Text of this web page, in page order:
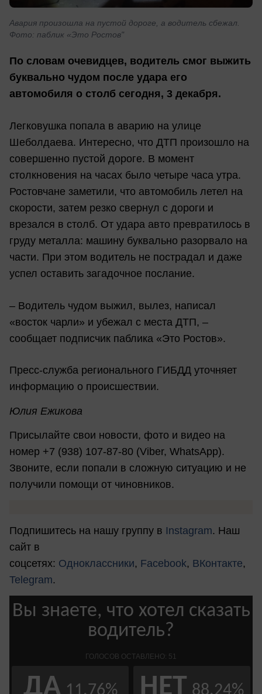
Авария произошла на пустой дороге, а водитель сбежал.
Фото: паблик «Это Ростов"
По словам очевидцев, водитель смог выжить
буквально чудом после удара его
автомобиля о столб сегодня, 3 декабря.
Легковушка попала в аварию на улице
Шеболдаева. Интересно, что ДТП произошло на
совершенно пустой дороге. В момент
столкновения на часах было четыре часа утра.
Ростовчане заметили, что автомобиль летел на
скорости, затем резко свернул с дороги и
врезался в столб. От удара авто превратилось в
груду металла: машину буквально разорвало на
части. При этом водитель не пострадал и даже
успел оставить загадочное послание.
– Водитель чудом выжил, вылез, написал
«восток чарли» и убежал с места ДТП, –
сообщает подписчик паблика «Это Ростов».
Пресс-служба регионального ГИБДД уточняет
информацию о происшествии.
Юлия Ежикова
Присылайте свои новости, фото и видео на
номер +7 (938) 107-87-80 (Viber, WhatsApp).
Звоните, если попали в сложную ситуацию и не
получили помощи от чиновников.
Подпишитесь на нашу группу в Instagram. Наш
сайт в
соцсетях: Одноклассники, Facebook, ВКонтакте,
Telegram.